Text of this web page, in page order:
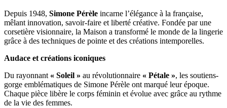
Depuis 1948, Simone Pérèle incarne l’élégance à la française,
mêlant innovation, savoir-faire et liberté créative. Fondée par une
corsetière visionnaire, la Maison a transformé le monde de la lingerie
grâce à des techniques de pointe et des créations intemporelles.
Audace et créations iconiques
Du rayonnant « Soleil » au révolutionnaire « Pétale », les soutiens-
gorge emblématiques de Simone Pérèle ont marqué leur époque.
Chaque pièce libère le corps féminin et évolue avec grâce au rythme
de la vie des femmes.